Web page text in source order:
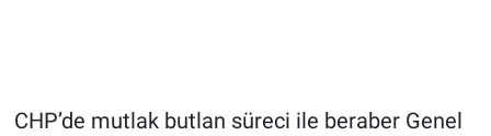
CHP’de mutlak butlan süreci ile beraber Genel